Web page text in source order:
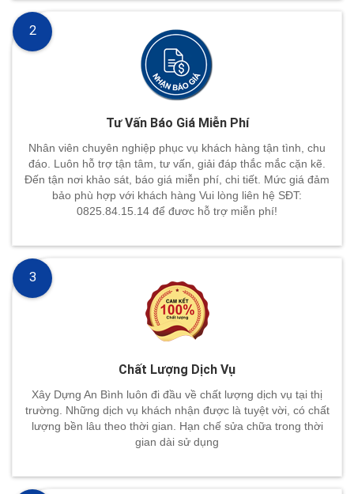
Tư Vấn Báo Giá Miễn Phí
Nhân viên chuyên nghiệp phục vụ khách hàng tận tình, chu
đáo. Luôn hỗ trợ tận tâm, tư vấn, giải đáp thắc mắc cặn kẽ.
Đến tận nơi khảo sát, báo giá miễn phí, chi tiết. Mức giá đảm
bảo phù hợp với khách hàng Vui lòng liên hệ SĐT:
0825.84.15.14 để đươc hỗ trợ miễn phí!
2
Chất Lượng Dịch Vụ
Xây Dựng An Bình luôn đi đầu về chất lượng dịch vụ tại thị
trường. Những dịch vụ khách nhận được là tuyệt vời, có chất
lượng bền lâu theo thời gian. Hạn chế sửa chữa trong thời
gian dài sử dụng
3